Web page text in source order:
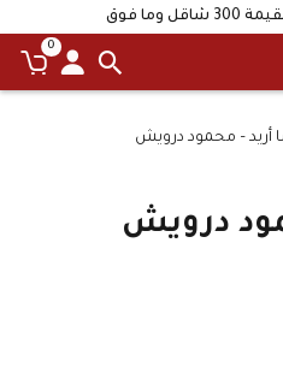
وما فوق
0
أريد – محمود درويش
درويش